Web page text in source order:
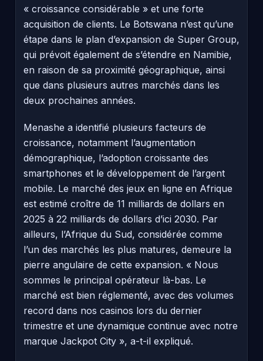
« croissance considérable » et une forte
acquisition de clients. Le Botswana n’est qu’une
étape dans le plan d’expansion de Super Group,
qui prévoit également de s’étendre en Namibie,
en raison de sa proximité géographique, ainsi
que dans plusieurs autres marchés dans les
deux prochaines années.
Menashe a identifié plusieurs facteurs de
croissance, notamment l’augmentation
démographique, l’adoption croissante des
smartphones et le développement de l’argent
mobile. Le marché des jeux en ligne en Afrique
est estimé croître de 11 milliards de dollars en
2025 à 22 milliards de dollars d’ici 2030. Par
ailleurs, l’Afrique du Sud, considérée comme
l’un des marchés les plus matures, demeure la
pierre angulaire de cette expansion. « Nous
sommes le principal opérateur là-bas. Le
marché est bien réglementé, avec des volumes
record dans nos casinos lors du dernier
trimestre et une dynamique continue avec notre
marque Jackpot City », a-t-il expliqué.